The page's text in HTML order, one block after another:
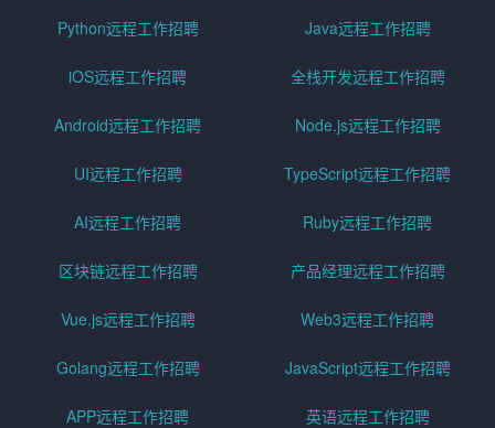
Python远程工作招聘 Java远程工作招聘
iOS远程工作招聘 全栈开发远程工作招聘
Android远程工作招聘 Node.js远程工作招聘
UI远程工作招聘 TypeScript远程工作招聘
AI远程工作招聘 Ruby远程工作招聘
区块链远程工作招聘 产品经理远程工作招聘
Vue.js远程工作招聘 Web3远程工作招聘
Golang远程工作招聘 JavaScript远程工作招聘
APP远程工作招聘 英语远程工作招聘